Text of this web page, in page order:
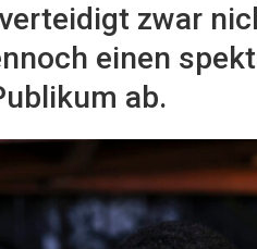
zwar
einen
ab.